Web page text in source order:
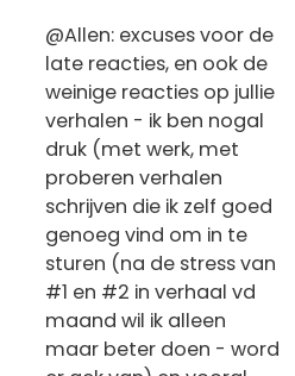
@Allen: excuses voor de
late reacties, en ook de
weinige reacties op jullie
verhalen - ik ben nogal
druk (met werk, met
proberen verhalen
schrijven die ik zelf goed
genoeg vind om in te
sturen (na de stress van
#1 en #2 in verhaal vd
maand wil ik alleen
maar beter doen - word